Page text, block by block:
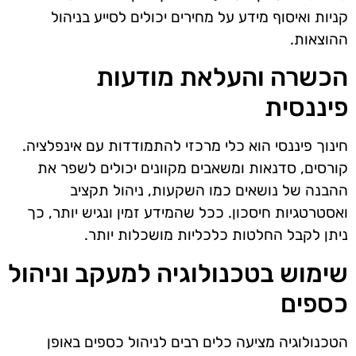
קניות ואיסוף מידע על מחירים יכולים לסייע בניהול
ההוצאות.
הכשרה והעלאת מודעות
פיננסית
חינוך פיננסי הוא כלי מרכזי להתמודדות עם אינפלציה.
קורסים, סדנאות ומשאבים מקוונים יכולים לשפר את
ההבנה של נושאים כמו השקעות, ניהול תקציב
ואסטרטגיות חיסכון. ככל שהמידע זמין ונגיש יותר, כך
ניתן לקבל החלטות כלכליות מושכלות יותר.
שימוש בטכנולוגיה למעקב וניהול
כספים
הטכנולוגיה מציעה כלים רבים לניהול כספים באופן